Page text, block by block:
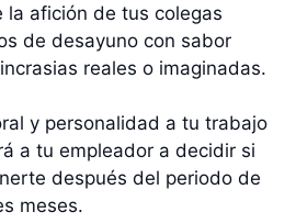
la afición de tus colegas
de desayuno con sabor
reales o imaginadas.
y personalidad a tu trabajo
a tu empleador a decidir si
después del periodo de
meses.